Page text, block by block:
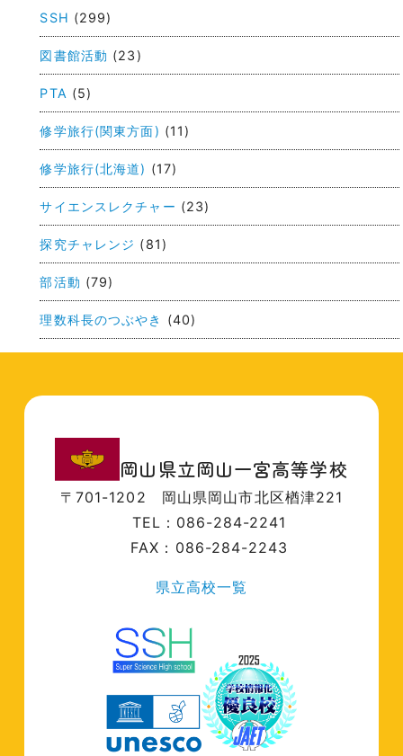
ビ
ゲ
ー
シ
ョ
ン
SSH (299)
図書館活動 (23)
PTA (5)
修学旅行(関東方面) (11)
修学旅行(北海道) (17)
サイエンスレクチャー (23)
探究チャレンジ (81)
部活動 (79)
理数科長のつぶやき (40)
岡山県立岡山一宮高等学校
〒701-1202 岡山県岡山市北区楢津221
TEL：086-284-2241
FAX：086-284-2243
県立高校一覧